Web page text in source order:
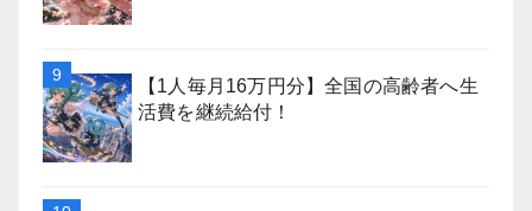
【1人毎月16万円分】全国の高齢者へ生
活費を継続給付！